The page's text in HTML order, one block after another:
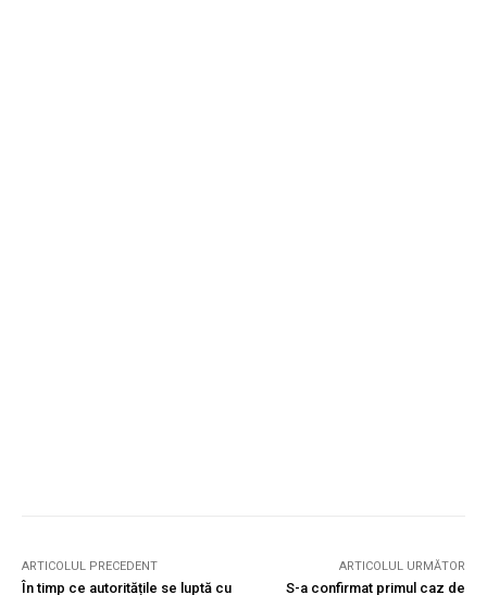
ARTICOLUL PRECEDENT
În timp ce autoritățile se luptă cu
ARTICOLUL URMĂTOR
S-a confirmat primul caz de